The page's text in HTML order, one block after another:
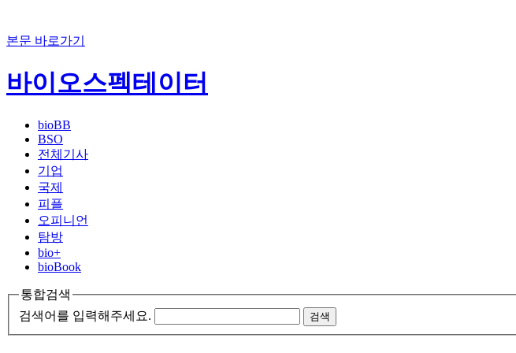
본문 바로가기
바이오스펙테이터
bioBB
BSO
전체기사
기업
국제
피플
오피니언
탐방
bio+
bioBook
통합검색
검색어를 입력해주세요.
검색